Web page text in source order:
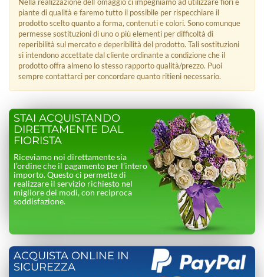
piante di qualità e faremo tutto il possibile per rispecchiare il
prodotto scelto quanto a forma, contenuti e colori. Sono comunque
permesse sostituzioni di uno o più elementi per difficoltà di
reperibilità sul mercato e deperibilità del prodotto. Tali sostituzioni
si intendono accettate dal cliente ordinante a condizione che il
prodotto offra almeno lo stesso rapporto qualità/prezzo. Puoi
sempre contattarci per concordare quanto ritieni necessario.
STAI ACQUISTANDO
DIRETTAMENTE DAL
FIORISTA
Riceviamo noi direttamente sia
l’ordine che il pagamento per l’intero
importo. Questo ci permette di
realizzare il servizio richiesto nel
migliore dei modi, con reciproca
soddisfazione.
ACQUISTA ONLINE IN
SICUREZZA